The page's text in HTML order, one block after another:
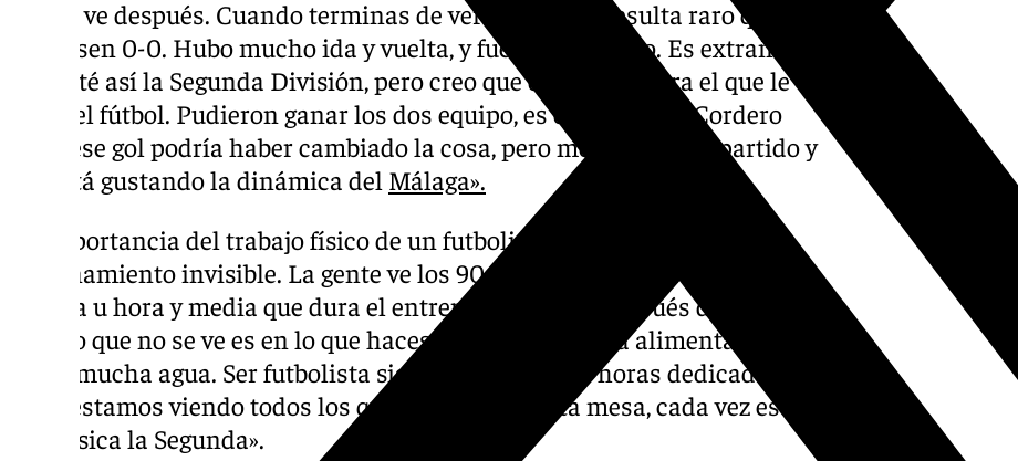
uno lo ve después. Cuando terminas de ver el choque, resulta raro que
quedasen 0-0. Hubo mucho ida y vuelta, y fue muy intenso. Es extraño
que esté así la Segunda División, pero creo que es vistoso para el que le
guste el fútbol. Pudieron ganar los dos equipo, es cierto que si Cordero
mete ese gol podría haber cambiado la cosa, pero me encantó el partido y
me está gustando la dinámica del Málaga».
La importancia del trabajo físico de un futbolista: «Como le llamo yo, el
entrenamiento invisible. La gente ve los 90 minutos del fin de semana o
la hora u hora y media que dura el entreno. No es así, después de hacer
esto, lo que no se ve es en lo que haces en casa, cuidar la alimentación o
beber mucha agua. Ser futbolista significa dedicar 24 horas dedicadas a
ti. Lo estamos viendo todos los que estamos en esta mesa, cada vez es
más física la Segunda».